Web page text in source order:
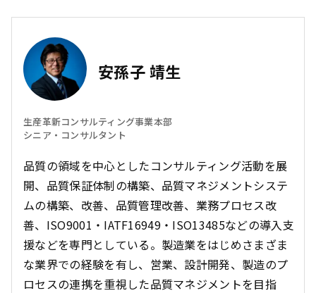
安孫子 靖生
生産革新コンサルティング事業本部
シニア・コンサルタント
品質の領域を中心としたコンサルティング活動を展
開、品質保証体制の構築、品質マネジメントシステ
ムの構築、改善、品質管理改善、業務プロセス改
善、ISO9001・IATF16949・ISO13485などの導入支
援などを専門としている。製造業をはじめさまざま
な業界での経験を有し、営業、設計開発、製造のプ
ロセスの連携を重視した品質マネジメントを目指